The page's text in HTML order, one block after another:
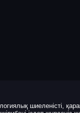
шиеленісті,